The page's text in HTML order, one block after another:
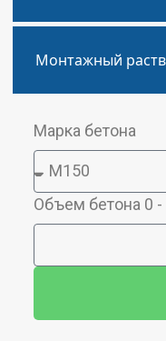
Монтажный
Марка бетона
Объем бетона 0